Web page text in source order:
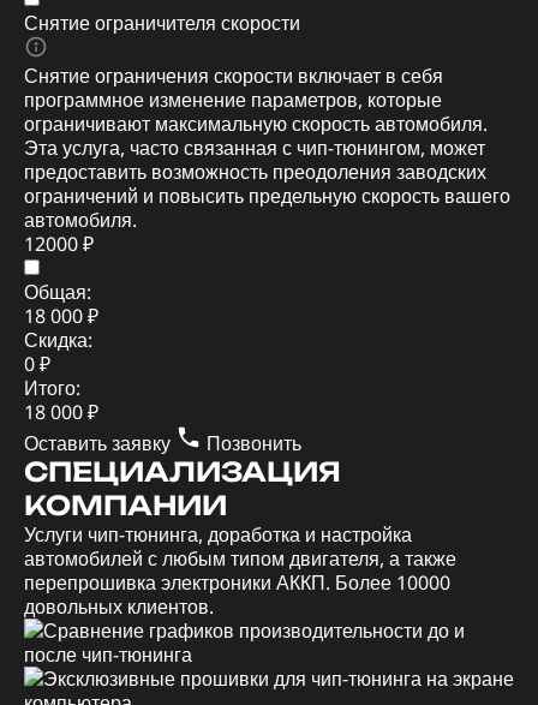
Снятие ограничителя скорости
Снятие ограничения скорости включает в себя
программное изменение параметров, которые
ограничивают максимальную скорость автомобиля.
Эта услуга, часто связанная с чип-тюнингом, может
предоставить возможность преодоления заводских
ограничений и повысить предельную скорость вашего
автомобиля.
12000 ₽
Общая:
18 000 ₽
Скидка:
0 ₽
Итого:
18 000 ₽
Оставить заявку
Позвонить
СПЕЦИАЛИЗАЦИЯ
КОМПАНИИ
Услуги чип-тюнинга, доработка и настройка
автомобилей с любым типом двигателя, а также
перепрошивка электроники АККП. Более 10000
довольных клиентов.